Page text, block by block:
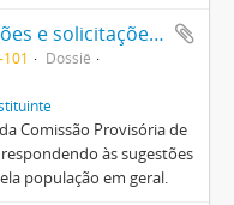
Resposta às sugestões e solicitações enviadas pela população em geral
101
Dossiê
Comissão Provisória de
às sugestões
população em geral.